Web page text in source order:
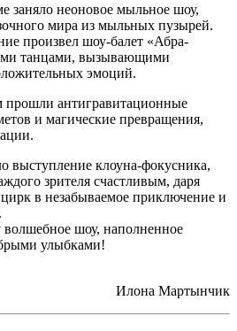
заняло неоновое мыльное шоу,
мира из мыльных пузырей.
произвел шоу-балет «Абра-
танцами, вызывающими
эмоций.
прошли антигравитационные
и магические превращения,
выступление клоуна-фокусника,
зрителя счастливым, даря
в незабываемое приключение и
шоу, наполненное
улыбками!
Илона Мартынчик